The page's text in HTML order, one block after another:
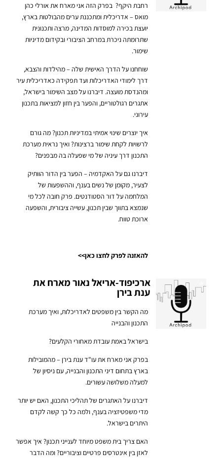
רחבת היקף? בפרק הזה אני מארח את אורלי כהן
מואס – אדריכלית ומתכננת ערים מהבולטות בארץ,
יועצת בכירה למוסדות המדינה, מרצה ותכנונית
שתרומתה ניכרת במרחב הציבורי ובקידום מדיניות
שימור.
שוחחנו על הדרך האישית שלה – מהילדות והצבא,
דרך לימודי האדריכלות ועד תפקידה כאדריכלית עיר
ומהנדסת מועצה. דיברנו על מצב השימור בישראל,
אתגרים רגולטוריים, והפער בין חזון למציאות בתכנון
עירוני.
איך יוצרים שינוי אמיתי במדיניות תכנון? מה גורם
לרשויות לקחת שימור ברצינות? ואיך נראית מערכת
התכנון דרך עיניה של מי שפעלה בה מבפנים?
דיברנו גם על האקדמיה – הפער בין הדור הוותיק
לצעיר, מקומן של נשים בענף, וההשפעות של
המלחמה על דור הסטודנטים. פרק חובה לכל מי
שנמצא בתווך שבין תכנון, עשייה ציבורית, והשפעה
ארוכת טווח.
להאזנה לפרק לחצו כאן>>
ארכיפוד-אריאל נאור מארח את
ענת בירן
מה הקשר בין משפטים לאדריכלות, ואיך מערכת
התכנון והבנייה
בישראל באמת עובדת מאחורי הקלעים?
בפרק אני מארח את עו"ד ענת בירן – מהמובילות
בארץ בתחום דיני התכנון והבנייה, עם ניסיון של
למעלה משלושה עשורים.
דיברנו על האתגרים של תהליכי התכנון, האם יש יותר
מדי משפטיזציה בענף, ולמה כל כך קשה לקדם
היתרים בישראל.
האם צריך בית משפט מיוחד לענייני תכנון? איך אפשר
לאזן בין אינטרסים פרטיים וציבוריים? ומה הדבר